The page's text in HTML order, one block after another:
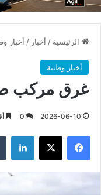
الرئيسية / أخبار / أخبار
أخبار وطنية
غرق مركب
2026-06-10
0
فيسبوك X